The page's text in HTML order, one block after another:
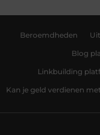
Beroemdheden
Blog
Linkbuilding
Kan je geld verdienen